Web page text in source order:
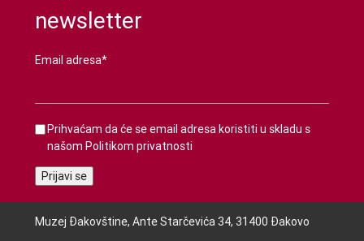
newsletter
Email adresa*
Prihvaćam da će se email adresa koristiti u skladu s
našomPolitikom privatnosti
Muzej Đakovštine, Ante Starčevića 34, 31400 Đakovo